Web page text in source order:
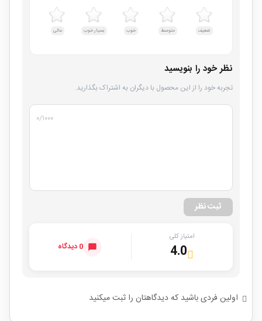
ضعیف متوسط خوب بسیار خوب عالی
نظر خود را بنویسید
تجربه خود را از این محصول با دیگران به اشتراک بگذارید.
۰/۱۰۰۰
ثبت نظر
امتیاز کلی
4.0 0 دیدگاه
اولین فردی باشید که دیدگاهتان را ثبت میکنید